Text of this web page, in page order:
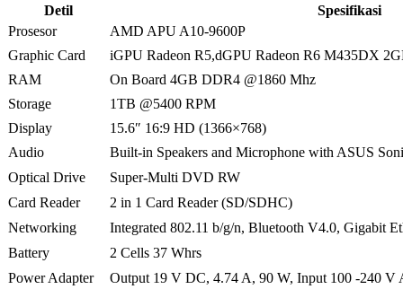
Detil
Spesifikasi
Prosesor
AMD APU A10-9600P
Graphic Card
iGPU Radeon R5,dGPU Radeon R6 M435DX
RAM
On Board 4GB DDR4 @1860 Mhz
Storage
1TB @5400 RPM
Display
15.6″ 16:9 HD (1366×768)
Audio
Built-in Speakers and Microphone with ASUS
Optical Drive
Super-Multi DVD RW
Card Reader
2 in 1 Card Reader (SD/SDHC)
Networking
Integrated 802.11 b/g/n, Bluetooth V4.0, Gigabit
Battery
2 Cells 37 Whrs
Power Adapter
Output 19 V DC, 4.74 A, 90 W, Input 100 -240 V